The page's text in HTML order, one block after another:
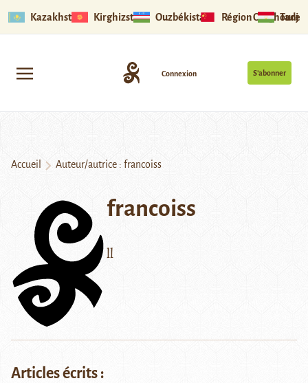
Kazakhstan Kirghizstan Ouzbékistan Région Ouïghoure
S’abonner
Connexion
Accueil Auteur/autrice : francoiss
francoiss
ll
Articles écrits :